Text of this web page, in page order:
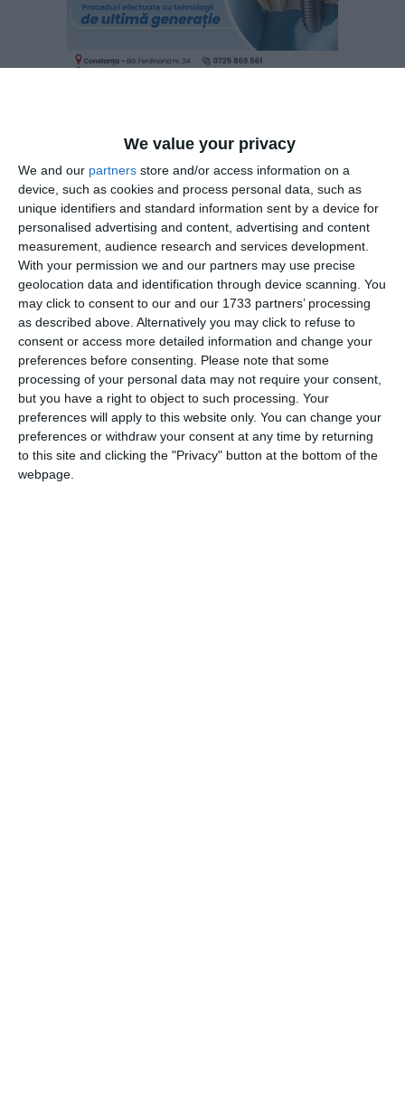
We value your privacy
We and our partners store and/or access information on a
device, such as cookies and process personal data, such as
unique identifiers and standard information sent by a device for
personalised advertising and content, advertising and content
measurement, audience research and services development.
With your permission we and our partners may use precise
geolocation data and identification through device scanning. You
may click to consent to our and our 1733 partners’ processing
as described above. Alternatively you may click to refuse to
consent or access more detailed information and change your
preferences before consenting. Please note that some
processing of your personal data may not require your consent,
but you have a right to object to such processing. Your
preferences will apply to this website only. You can change your
preferences or withdraw your consent at any time by returning
to this site and clicking the "Privacy" button at the bottom of the
webpage.
Potrivit datelor furnizate de platforma termene.ro, societatea
a fost înființată în anul 1992, ere sediul în Splaiul Unirii, Nr.
16, Muntenia Business Center, București, Sector 4 și se
ocupă cu „Lucrari de construcții a drumurilor și
autostrăzilor“.
Compania este contolată de Mihai Manea, cu 78,249984%
din capitalul social,Lucian Petrișor Ninoiu, cu 10% din
capitalul social,Eliza Desdemona Manea, cu 10% din
capitalul social și Nicolae Moga, cu 1,75% din capitalul
social.Lucian Petrișor Ninoiueste administratorul firmei.
Pentru anul 2022, firma cu 227 de angajați a raportat cifră
de afaceri de 142.689.226 de lei și un profit de 4.966.146